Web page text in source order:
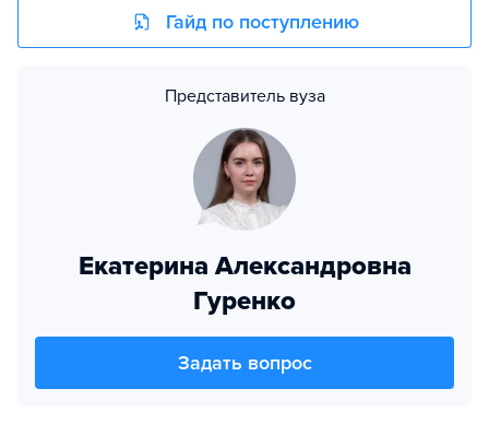
Гайд по поступлению
Представитель вуза
Екатерина Александровна
Гуренко
Задать вопрос